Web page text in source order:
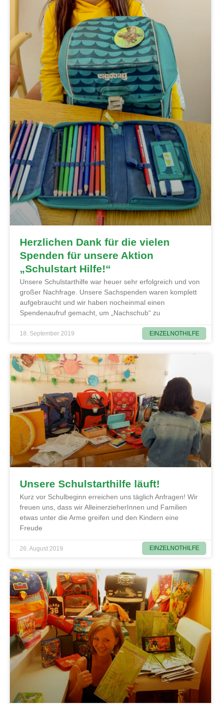
EINZELNOTHILFE
Herzlichen Dank für die vielen
Spenden für unsere Aktion
„Schulstart Hilfe!“
Unsere Schulstarthilfe war heuer sehr erfolgreich und von
großer Nachfrage. Unsere Sachspenden waren komplett
aufgebraucht und wir haben nocheinmal einen
Spendenaufruf gemacht, um „Nachschub“ zu
18. September 2019
EINZELNOTHILFE
Unsere Schulstarthilfe läuft!
Kurz vor Schulbeginn erreichen uns täglich Anfragen! Wir
freuen uns, dass wir AlleinerzieherInnen und Familien
etwas unter die Arme greifen und den Kindern eine
Freude
26. August 2019